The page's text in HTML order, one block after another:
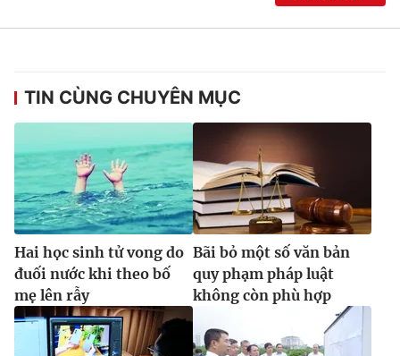
TIN CÙNG CHUYÊN MỤC
Hai học sinh tử vong do
đuối nước khi theo bố
mẹ lên rẫy
Bãi bỏ một số văn bản
quy phạm pháp luật
không còn phù hợp